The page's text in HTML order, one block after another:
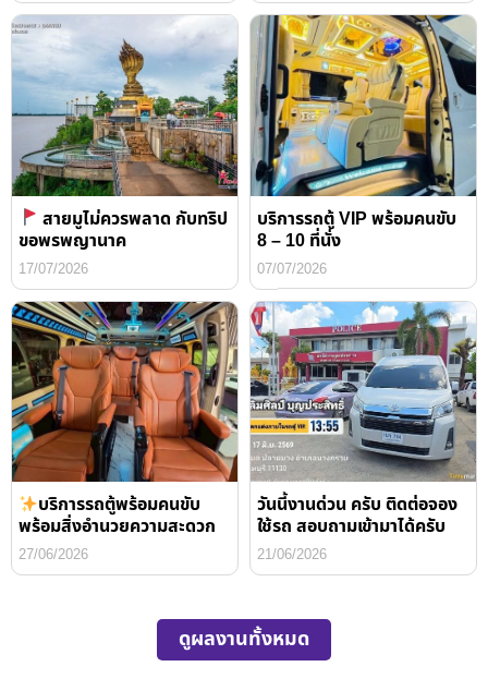
สายมูไม่ควรพลาด กับทริป
ขอพรพญานาค
17/07/2026
บริการรถตู้ VIP พร้อมคนขับ
8 – 10 ที่นั่ง
07/07/2026
บริการรถตู้พร้อมคนขับ
พร้อมสิ่งอำนวยความสะดวก
27/06/2026
วันนี้งานด่วน ครับ ติดต่อจอง
ใช้รถ สอบถามเข้ามาได้ครับ
21/06/2026
ดูผลงานทั้งหมด